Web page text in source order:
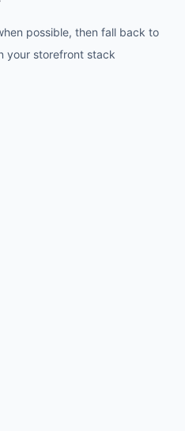
possible, then fall back to
your storefront stack